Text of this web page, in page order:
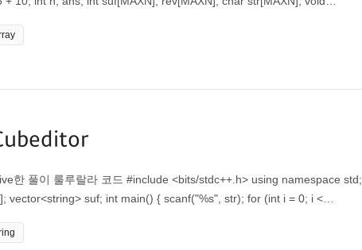
m; i++) cnt[i] += cnt[i - 1]; for (i = n; i--;) tmp[--cnt[ord[suf[i]]]] = suf[i];...
한 풀이 룰루랄라 코드 #include <bits/stdc++.h> using namespace std;
vector<string> suf; int main() { scanf("%s", str); for (int i = 0; i <
+ 1][cnt]) ++cnt; ans = max(ans, cnt); cnt = 0; } printf("%d", ans);